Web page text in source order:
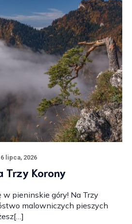
6 lipca, 2026
Trzy Korony
pieninskie góry! Na Trzy
malowniczych pieszych